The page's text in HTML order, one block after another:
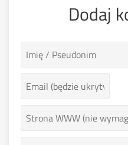
Dodaj